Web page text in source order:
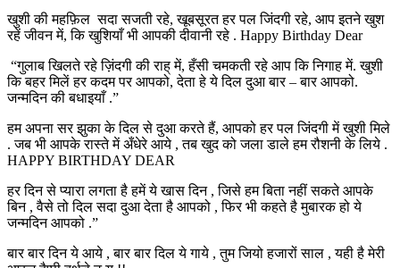
खुशी की महफ़िल सदा सजती रहे, खूबसूरत हर पल जिंदगी रहे, आप इतने खुश
रहें जीवन में, कि खुशियाँ भी आपकी दीवानी रहे . Happy Birthday Dear
“गुलाब खिलते रहे ज़िंदगी की राह् में, हँसी चमकती रहे आप कि निगाह में. खुशी
कि बहर मिलें हर कदम पर आपको, देता हे ये दिल दुआ बार – बार आपको.
जन्मदिन की बधाइयाँ .”
हम अपना सर झुका के दिल से दुआ करते हैं, आपको हर पल जिंदगी में खुशी मिले
. जब भी आपके रास्ते में अँधेरे आये , तब खुद को जला डाले हम रौशनी के लिये .
HAPPY BIRTHDAY DEAR
हर दिन से प्यारा लगता है हमें ये खास दिन , जिसे हम बिता नहीं सकते आपके
बिन , वैसे तो दिल सदा दुआ देता है आपको , फिर भी कहते है मुबारक हो ये
जन्मदिन आपको .”
बार बार दिन ये आये , बार बार दिल ये गाये , तुम जियो हजारों साल , यही है मेरी